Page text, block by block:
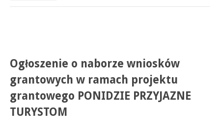
Ogłoszenie o naborze wniosków
grantowych w ramach projektu
grantowego PONIDZIE PRZYJAZNE
TURYSTOM